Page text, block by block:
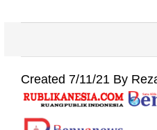
Created 7/11/21 By